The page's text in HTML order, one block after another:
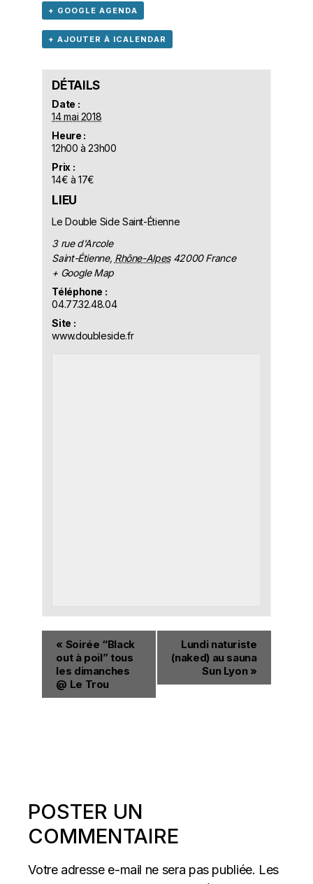
+ GOOGLE AGENDA
+ AJOUTER À ICALENDAR
DÉTAILS
Date :
14 mai 2018
Heure :
12h00 à 23h00
Prix :
14€ à 17€
LIEU
Le Double Side Saint-Étienne
3 rue d'Arcole
Saint-Étienne, Rhône-Alpes 42000 France
+ Google Map
Téléphone :
04.77.32.48.04
Site :
www.doubleside.fr
« Soirée “Black
out à poil” tous
les dimanches
@ Le Trou
Lundi naturiste
(naked) au sauna
Sun Lyon »
POSTER UN
COMMENTAIRE
Votre adresse e-mail ne sera pas publiée. Les